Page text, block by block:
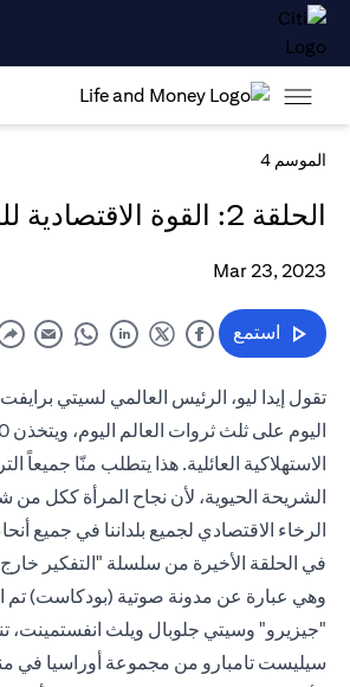
الموسم 4
الحلقة 2: القوة الاقتصادية للمرأة؟
Mar 23, 2023
استمع
تقول إيدا ليو، الرئيس العالمي لسيتي
الاستهلاكية العائلية. هذا يتطلب منّا جميعاً
الشريحة الحيوية، لأن نجاح المرأة ككل
الرخاء الاقتصادي لجميع بلداننا في جميع
في الحلقة الأخيرة من سلسلة "التفكير
وهي عبارة عن مدونة صوتية (بودكاست) تم
"جيزيرو" وسيتي جلوبال ويلث انفستمينت،
سيليست تامبارو من مجموعة أوراسيا في